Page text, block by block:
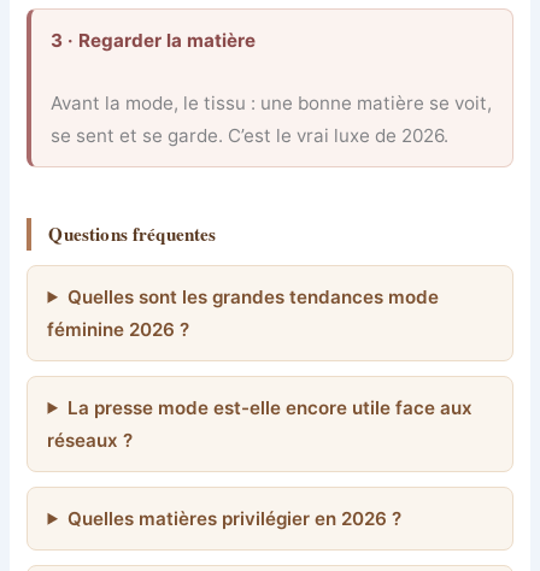
3 · Regarder la matière
Avant la mode, le tissu : une bonne matière se voit,
se sent et se garde. C’est le vrai luxe de 2026.
Questions fréquentes
Quelles sont les grandes tendances mode
féminine 2026 ?
La presse mode est-elle encore utile face aux
réseaux ?
Quelles matières privilégier en 2026 ?